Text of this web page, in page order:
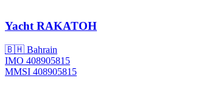
YachtRAKATOH
🇧🇭 Bahrain
IMO 408905815
MMSI 408905815